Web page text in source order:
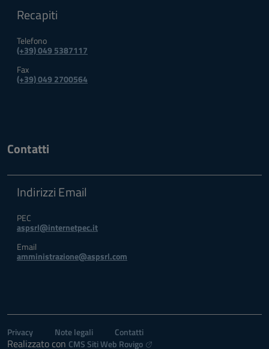
Recapiti
Telefono
(+39) 049 5387117
Fax
(+39) 049 2700564
Contatti
Indirizzi Email
PEC
aspsrl@internetpec.it
Email
amministrazione@aspsrl.com
Privacy Note legali Contatti
Realizzato con CMS Siti Web Rovigo